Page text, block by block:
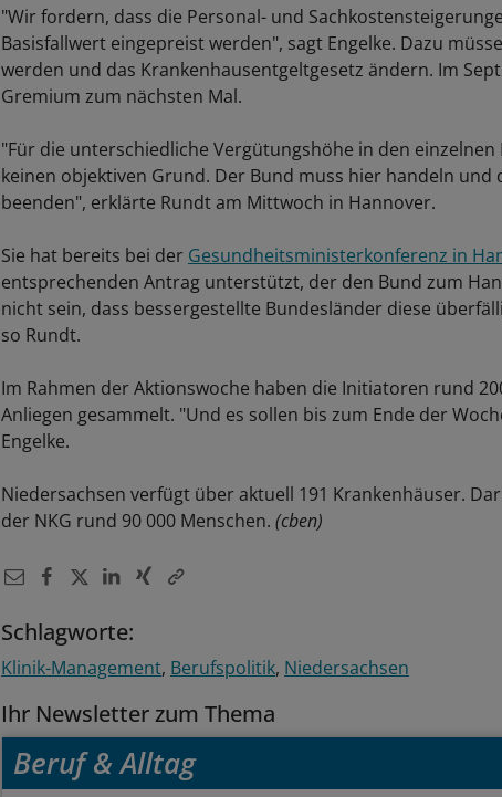
"Wir fordern, dass die Personal- und
Basisfallwert eingepreist werden", sagt Engelke. Dazu
werden und das Krankenhausentgeltgesetz ändern. Im
Gremium zum nächsten Mal.
"Für die unterschiedliche Vergütungshöhe in den
keinen objektiven Grund. Der Bund muss hier handeln und
beenden", erklärte Rundt am Mittwoch in Hannover.
Sie hat bereits bei der Gesundheitsministerkonferenz in
entsprechenden Antrag unterstützt, der den Bund zum
nicht sein, dass bessergestellte Bundesländer diese
so Rundt.
Im Rahmen der Aktionswoche haben die Initiatoren rund
Anliegen gesammelt. "Und es sollen bis zum Ende der
Engelke.
Niedersachsen verfügt über aktuell 191 Krankenhäuser.
der NKG rund 90 000 Menschen. (cben)
Schlagworte:
Klinik-Management Berufspolitik Niedersachsen
Ihr Newsletter zum Thema
Beruf & Alltag